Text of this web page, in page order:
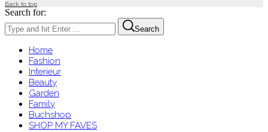
Back to top
Search for:
Search
Home
Fashion
Interieur
Beauty
Garden
Family
Buchshop
SHOP MY FAVES